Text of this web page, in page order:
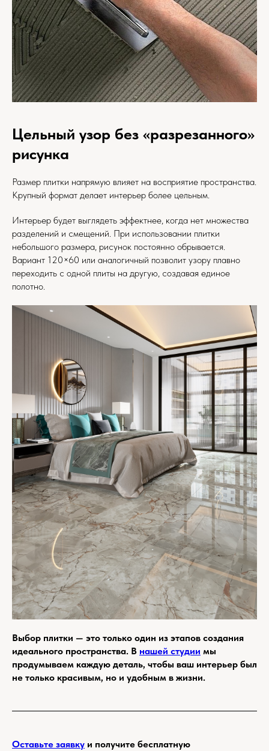
Цельный узор без «разрезанного»
рисунка
Размер плитки напрямую влияет на восприятие пространства.
Крупный формат делает интерьер более цельным.
Интерьер будет выглядеть эффектнее, когда нет множества
разделений и смещений. При использовании плитки
небольшого размера, рисунок постоянно обрывается.
Вариант 120×60 или аналогичный позволит узору плавно
переходить с одной плиты на другую, создавая единое
полотно.
Выбор плитки — это только один из этапов создания
идеального пространства. В нашей студии мы
продумываем каждую деталь, чтобы ваш интерьер был
не только красивым, но и удобным в жизни.
Оставьте заявку и получите бесплатную